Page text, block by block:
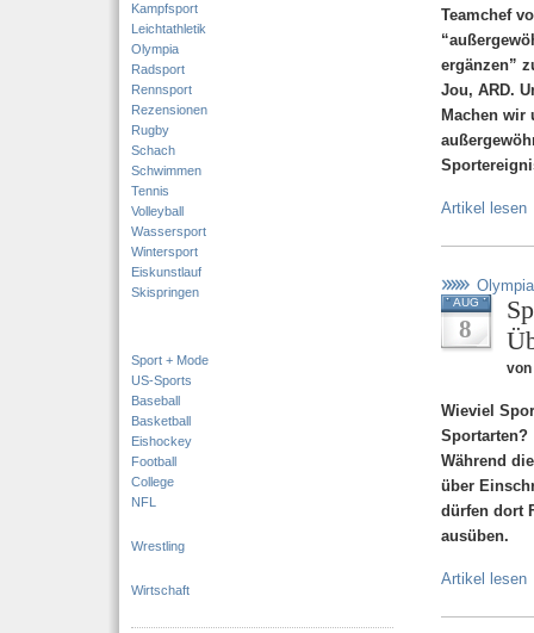
Kampfsport
Leichtathletik
Olympia
Radsport
Rennsport
Rezensionen
Rugby
Schach
Schwimmen
Tennis
Volleyball
Wassersport
Wintersport
Eiskunstlauf
Skispringen
Sport + Mode
US-Sports
Baseball
Basketball
Eishockey
Football
College
NFL
Wrestling
Wirtschaft
Teamchef
ergänzen”
Jou, ARD.
Machen wir
Artikel lesen
Olympia
AUG
8
Wieviel
Sportarten?
Während
über
dürfen dort
ausüben.
Artikel lesen